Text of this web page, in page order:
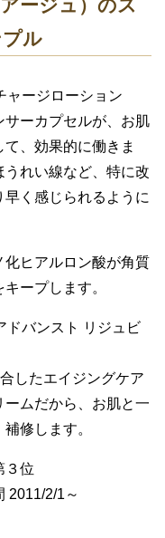
ージュ）のス
ル
ージローション
ーカプセルが、お肌
、効果的に働きま
れい線など、特に改
く感じられるように
化ヒアルロン酸が角質
ープします。
バンスト リジュビ
したエイジングケア
ムだから、お肌と一
修します。
３位
2011/2/1～